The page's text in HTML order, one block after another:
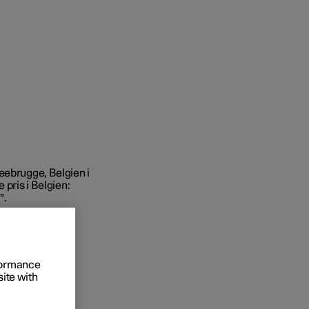
købet
Belgien i
pris i Belgien:
with